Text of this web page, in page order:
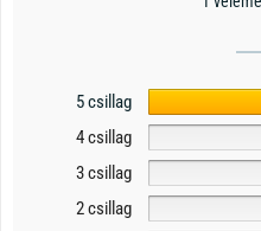
5 csillag
4 csillag
3 csillag
2 csillag